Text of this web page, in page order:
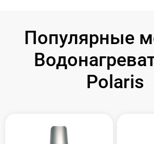
Популярные
Polaris